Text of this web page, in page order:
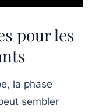
pour les
la phase
sembler